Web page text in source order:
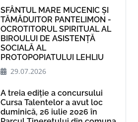
SFÂNTUL MARE MUCENIC ȘI
TĂMĂDUITOR PANTELIMON -
OCROTITORUL SPIRITUAL AL
BIROULUI DE ASISTENȚĂ
SOCIALĂ AL
PROTOPOPIATULUI LEHLIU
29.07.2026
A treia ediție a concursului
Cursa Talentelor a avut loc
duminică, 26 iulie 2026 în